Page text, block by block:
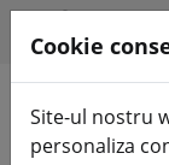
Căutare produse
Cookie
Site-ul nostru
personaliza